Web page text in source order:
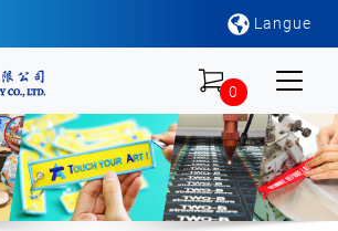
Langue
0